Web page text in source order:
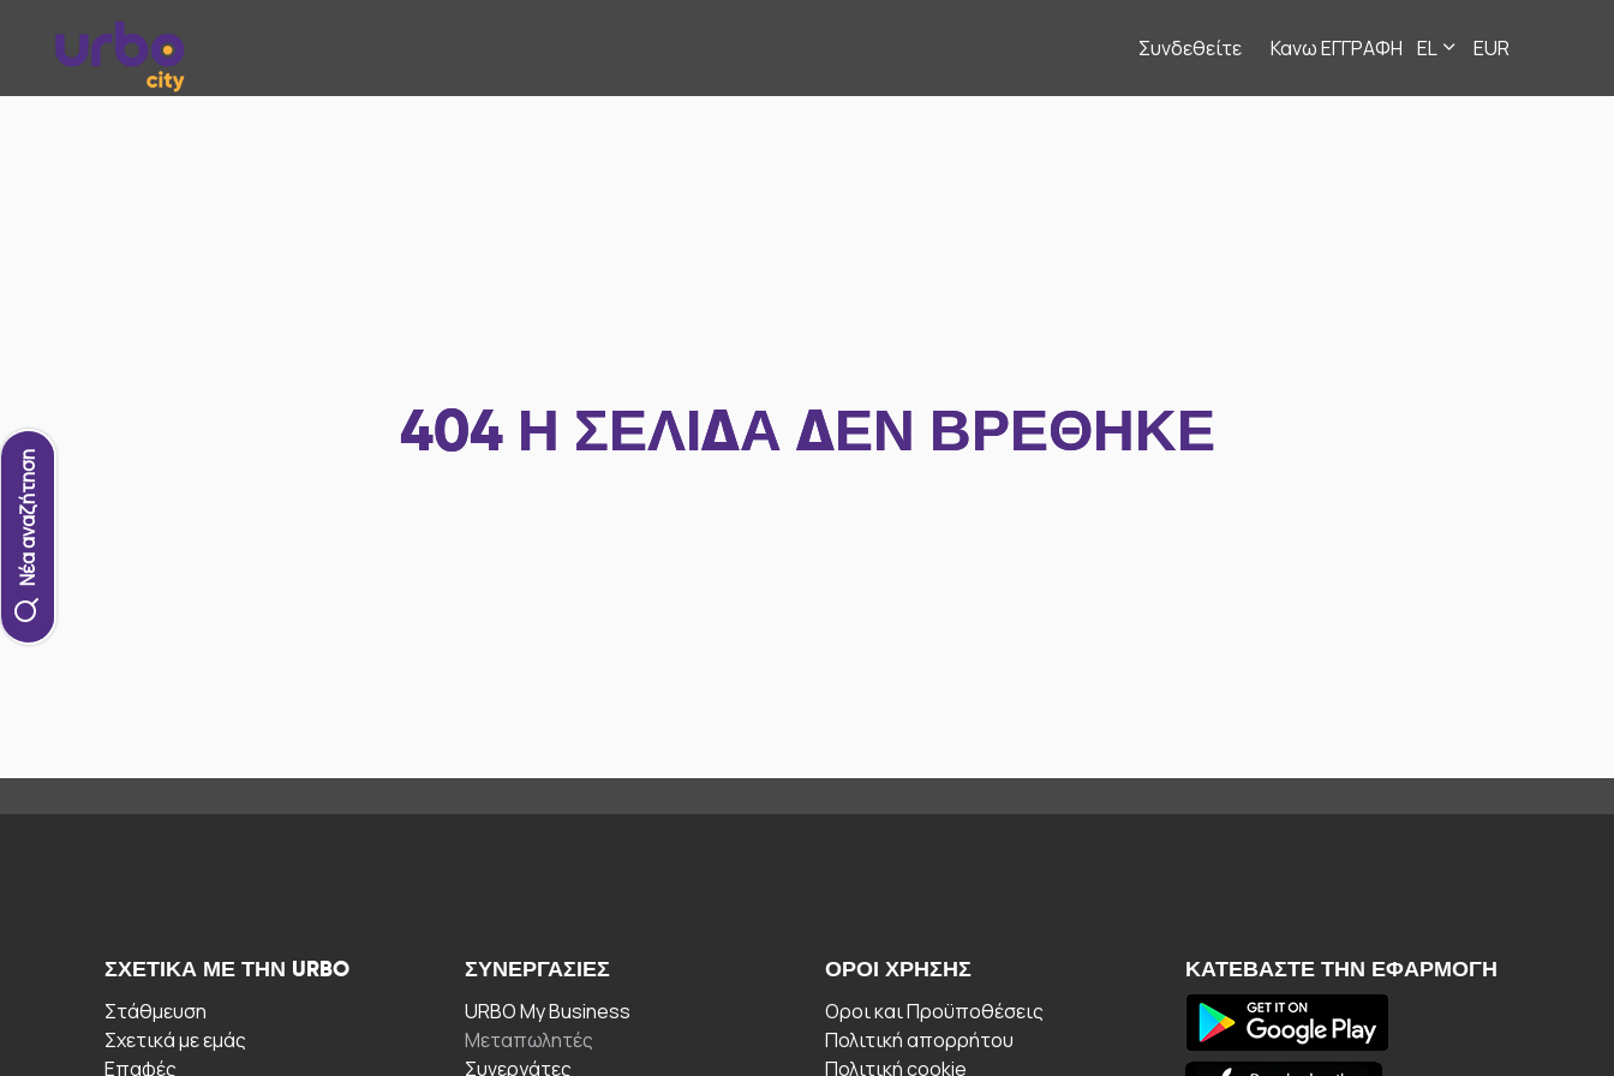
Συνδεθείτε Κανω ΕΓΓΡΑΦΗ EL EUR
Νέα αναζήτηση
404 Η ΣΕΛΊΔΑ ΔΕΝ ΒΡΈΘΗΚΕ
ΣΧΕΤΙΚΆ ΜΕ ΤΗΝ URBO
Στάθμευση
Σχετικά με εμάς
Επαφές
ΣΥΝΕΡΓΑΣΊΕΣ
URBO My Business
Μεταπωλητές
Συνεργάτες
ΟΡΟΙ ΧΡΉΣΗΣ
Οροι και Προϋποθέσεις
Πολιτική απορρήτου
Πολιτική cookie
ΚΑΤΕΒΆΣΤΕ ΤΗΝ ΕΦΑΡΜΟΓΉ